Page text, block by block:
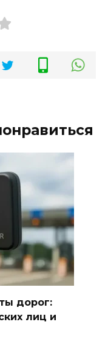
дорог:
лиц и